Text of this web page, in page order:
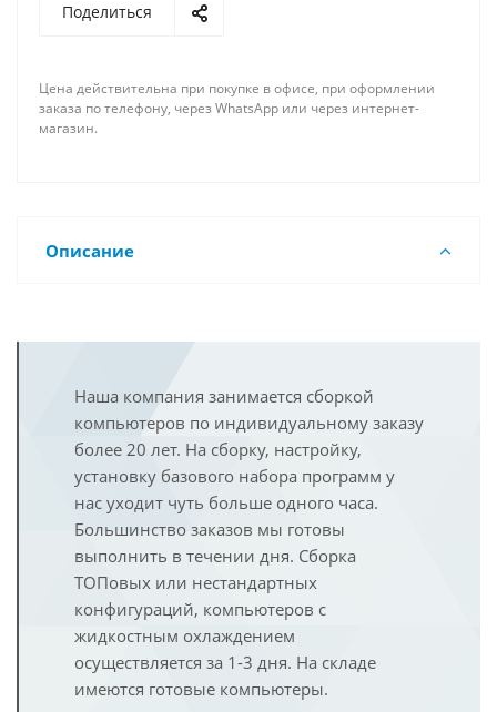
Поделиться
Цена действительна при покупке в офисе, при оформлении
заказа по телефону, через WhatsApp или через интернет-
магазин.
Описание
Наша компания занимается сборкой
компьютеров по индивидуальному заказу
более 20 лет. На сборку, настройку,
установку базового набора программ у
нас уходит чуть больше одного часа.
Большинство заказов мы готовы
выполнить в течении дня. Сборка
ТОПовых или нестандартных
конфигураций, компьютеров с
жидкостным охлаждением
осуществляется за 1-3 дня. На складе
имеются готовые компьютеры.